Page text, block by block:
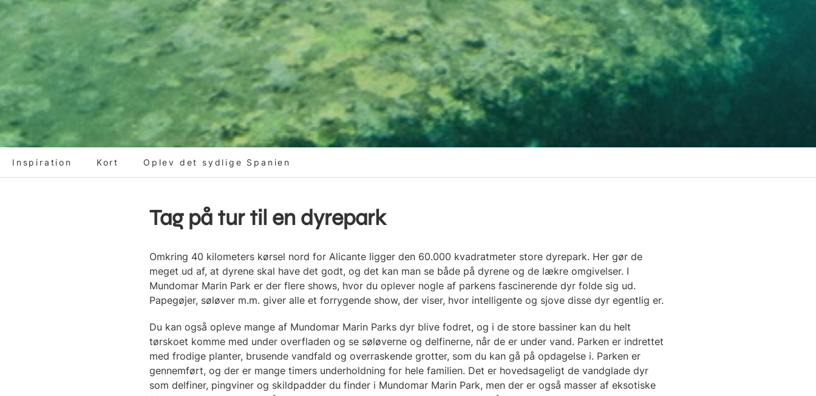
Inspiration Kort Oplev det sydlige Spanien
Tag på tur til en dyrepark
Omkring 40 kilometers kørsel nord for Alicante ligger den 60.000 kvadratmeter store dyrepark. Her gør de
meget ud af, at dyrene skal have det godt, og det kan man se både på dyrene og de lækre omgivelser. I
Mundomar Marin Park er der flere shows, hvor du oplever nogle af parkens fascinerende dyr folde sig ud.
Papegøjer, søløver m.m. giver alle et forrygende show, der viser, hvor intelligente og sjove disse dyr egentlig er.
Du kan også opleve mange af Mundomar Marin Parks dyr blive fodret, og i de store bassiner kan du helt
tørskoet komme med under overfladen og se søløverne og delfinerne, når de er under vand. Parken er indrettet
med frodige planter, brusende vandfald og overraskende grotter, som du kan gå på opdagelse i. Parken er
gennemført, og der er mange timers underholdning for hele familien. Det er hovedsageligt de vandglade dyr
som delfiner, pingviner og skildpadder du finder i Mundomar Marin Park, men der er også masser af eksotiske